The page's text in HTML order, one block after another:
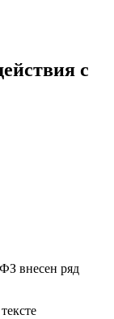
с
внесен ряд